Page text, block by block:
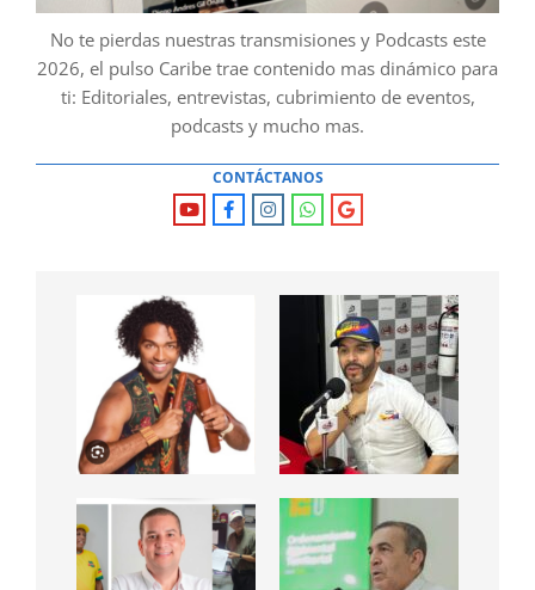
No te pierdas nuestras transmisiones y Podcasts este
2026, el pulso Caribe trae contenido mas dinámico para
ti: Editoriales, entrevistas, cubrimiento de eventos,
podcasts y mucho mas.
CONTÁCTANOS